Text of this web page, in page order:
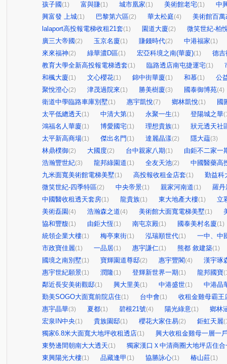
孩子國 (1) 富與賺(1) 城市凰家(1) 美術館老宅(1)
中
興富發 上城(1) 巴黎第六區(2) 華太松庭(4)
美術館百
lalaport高投報電梯收租21套(1) 園道大廈(2)
微笑世紀-柏
廣三大帝國 (2) 玉京名廈(1) 賺錢時代(2) 中港福家(1)
來來福神(2) 綠華濃D區(1) 宏亞科境之南(華廈)(1)
德吉
教育大學全新高投報電梯透套(1) 臨路透店南屯捷運宅(1)
和楓大廈(1) 文心櫻花(1) 錦中街華廈(1) 和慕(1)
公
聚悅澄心(2) 津茂過院來(1) 勝美樹廈(3) 國泰御博苑(4)
衛道中學臨路車庫別墅(1) 惠宇凱悅(7) 鄉林凱悅(1)
國
太平低總透天(1) 中清大第(1) 永聚一生(1) 登陽城之華
鴻福名人華廈(1) 博愛國宅(1) 理想貴族(1)
狀元透天社
太平新高商場(1) 傑出名門 (1) 達麗晶漾(2) 隱大藴(3)
林鼎樸御(2) 大國度(2) 台中親家八期(1)
由鉅不二家一
浩瀚豐世紀(3) 龍邦綠園道(1) 全友天池(2)
中國醫藥高
九米面寬美術館電梯美墅(1) 高投報收租金店套(1)
勤益科
微笑世紀-四季特區(2) 中央帝景(1) 親家河南道(1)
羅丹
中國醫收租透天套房(1) 龍貴族(1) 東大地產大樓(1)
立
美術磊園 (4) 浩瀚森之道(4) 美術館大面寬電梯美墅(1)
協和豐馥(1) 由鉅大恆(1) 南屯京殿(1) 國泰美村名廈(1)
統領企業大樓(1) 梅亭東街(1) 泓瑞順世代(1)
一中、中
市政寶佳麗(1) 一品居(1) 惠宇謙仁(1) 熊都 敘建築(1)
國境之南別墅(1) 寶輝園道尊邸(2) 惠宇豐閣(4)
漢宇琢
惠宇世紀願景(1) 潤隆(1) 登輝新世界一期(1) 龍邦國寶
鄰近長安美術觀邸(1) 興大里美(1) 中港盛世(1)
中港晶
勤美SOGO大面寬前院店住(1) 台中會(1)
收租金雞母霸王
惠宇晶華(3) 夏都(1) 碧根21號(4) 陽光綠意(1)
鄉林
宏泉IN中央(1) 貴族園邸(1) 櫻花大家住易(2) 鉅虹天麗
獨家6.8米大面寬大地坪收租透店(1)
興大收租金雞母一層一
東勢邊間朝南大大透天(1)
獨家漢口Ｘ中清商圈大地坪店住合
東興陽光大樓(1) 品藏逢甲 (1) 協勝詠心(1) 椿山莊(1)